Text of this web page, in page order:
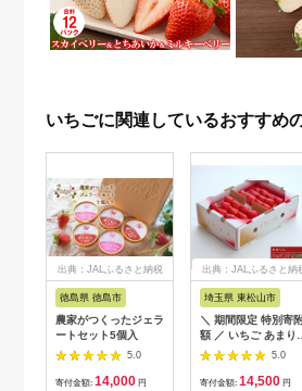
いちごに関連しているおすすめ
出典：JALふるさと納税
徳島県 徳島市
農家がつくったジェラ
ートセット5個入
5.0
寄付金額: 14,000 円
出典：JALふるさと納
埼玉県 東松山市
＼ 期間限定 特別寄
額 ／ いちご あまり
2パック×260g まなこ
12月中旬以降発送】
5.0
寄付金額: 14,500 円